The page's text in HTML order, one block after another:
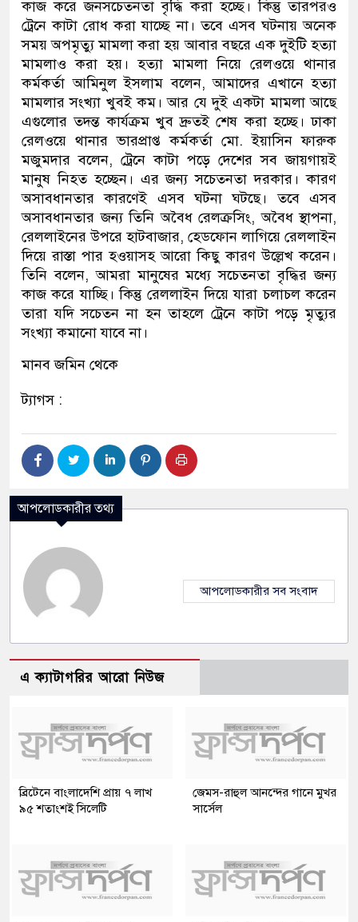
কাজ করে জনসচেতনতা বৃদ্ধি করা হচ্ছে। কিন্তু তারপরও
ট্রেনে কাটা রোধ করা যাচ্ছে না। তবে এসব ঘটনায় অনেক
সময় অপমৃত্যু মামলা করা হয় আবার বছরে এক দুইটি হত্যা
মামলাও করা হয়। হত্যা মামলা নিয়ে রেলওয়ে থানার
কর্মকর্তা আমিনুল ইসলাম বলেন, আমাদের এখানে হত্যা
মামলার সংখ্যা খুবই কম। আর যে দুই একটা মামলা আছে
এগুলোর তদন্ত কার্যক্রম খুব দ্রুতই শেষ করা হচ্ছে। ঢাকা
রেলওয়ে থানার ভারপ্রাপ্ত কর্মকর্তা মো. ইয়াসিন ফারুক
মজুমদার বলেন, ট্রেনে কাটা পড়ে দেশের সব জায়গায়ই
মানুষ নিহত হচ্ছেন। এর জন্য সচেতনতা দরকার। কারণ
অসাবধানতার কারণেই এসব ঘটনা ঘটছে। তবে এসব
অসাবধানতার জন্য তিনি অবৈধ রেলক্রসিং, অবৈধ স্থাপনা,
রেললাইনের উপরে হাটবাজার, হেডফোন লাগিয়ে রেললাইন
দিয়ে রাস্তা পার হওয়াসহ আরো কিছু কারণ উল্লেখ করেন।
তিনি বলেন, আমরা মানুষের মধ্যে সচেতনতা বৃদ্ধির জন্য
কাজ করে যাচ্ছি। কিন্তু রেললাইন দিয়ে যারা চলাচল করেন
তারা যদি সচেতন না হন তাহলে ট্রেনে কাটা পড়ে মৃত্যুর
সংখ্যা কমানো যাবে না।
মানব জমিন থেকে
ট্যাগস :
আপলোডকারীর তথ্য
আপলোডকারীর সব সংবাদ
এ ক্যাটাগরির আরো নিউজ
ব্রিটেনে বাংলাদেশি প্রায় ৭ লাখ
৯৫ শতাংশই সিলেটি
জেমস-রাহুল আনন্দের গানে মুখর
সার্সেল